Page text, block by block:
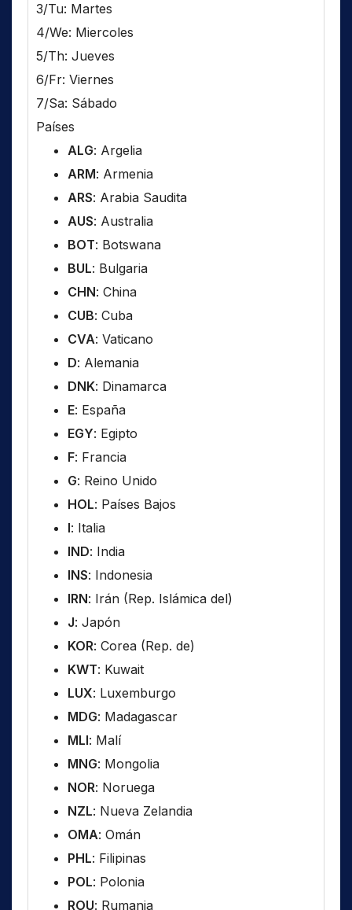
3/Tu: Martes
4/We: Miercoles
5/Th: Jueves
6/Fr: Viernes
7/Sa: Sábado
Países
ALG: Argelia
ARM: Armenia
ARS: Arabia Saudita
AUS: Australia
BOT: Botswana
BUL: Bulgaria
CHN: China
CUB: Cuba
CVA: Vaticano
D: Alemania
DNK: Dinamarca
E: España
EGY: Egipto
F: Francia
G: Reino Unido
HOL: Países Bajos
I: Italia
IND: India
INS: Indonesia
IRN: Irán (Rep. Islámica del)
J: Japón
KOR: Corea (Rep. de)
KWT: Kuwait
LUX: Luxemburgo
MDG: Madagascar
MLI: Malí
MNG: Mongolia
NOR: Noruega
NZL: Nueva Zelandia
OMA: Omán
PHL: Filipinas
POL: Polonia
ROU: Rumania